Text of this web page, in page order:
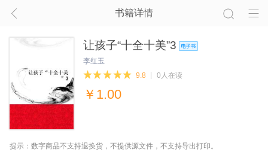
书籍详情
让孩子“十全十美”3
李红玉
9.8
0人在读
￥ 1.00
提示：数字商品不支持退换货，不提供源文件，不支持导出打印。